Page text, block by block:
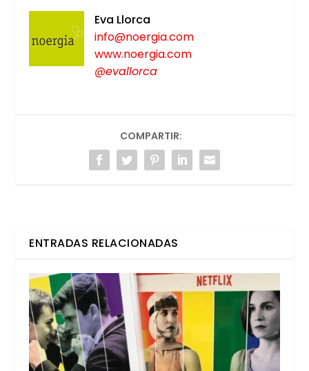
Eva Llor­ca
info@noergia.com
www.noergia.com
@evallorca
COMPARTIR:
ENTRADAS RELACIONADAS